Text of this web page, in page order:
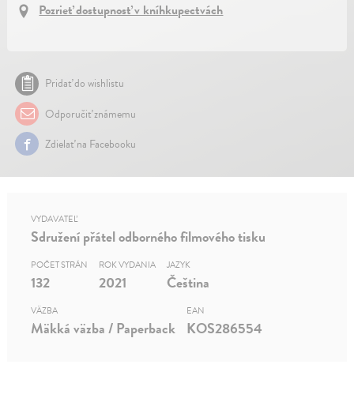
Pozrieť dostupnosť v kníhkupectvách
Pridať do wishlistu
Odporučiť známemu
Zdielať na Facebooku
VYDAVATEĽ
Sdružení přátel odborného filmového tisku
POČET STRÁN
132
ROK VYDANIA
2021
JAZYK
Čeština
VÄZBA
Mäkká väzba / Paperback
EAN
KOS286554